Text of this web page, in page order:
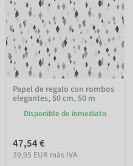
Papel de regalo con rombos
elegantes, 50 cm, 50 m
Disponible de inmediato
47,54 €
39,95 EUR más IVA